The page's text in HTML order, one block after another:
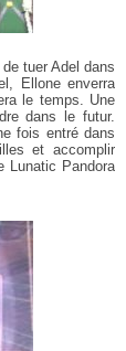
tuer Adel dans
Ellone enverra
le temps. Une
dans le futur.
fois entré dans
et accomplir
Lunatic Pandora